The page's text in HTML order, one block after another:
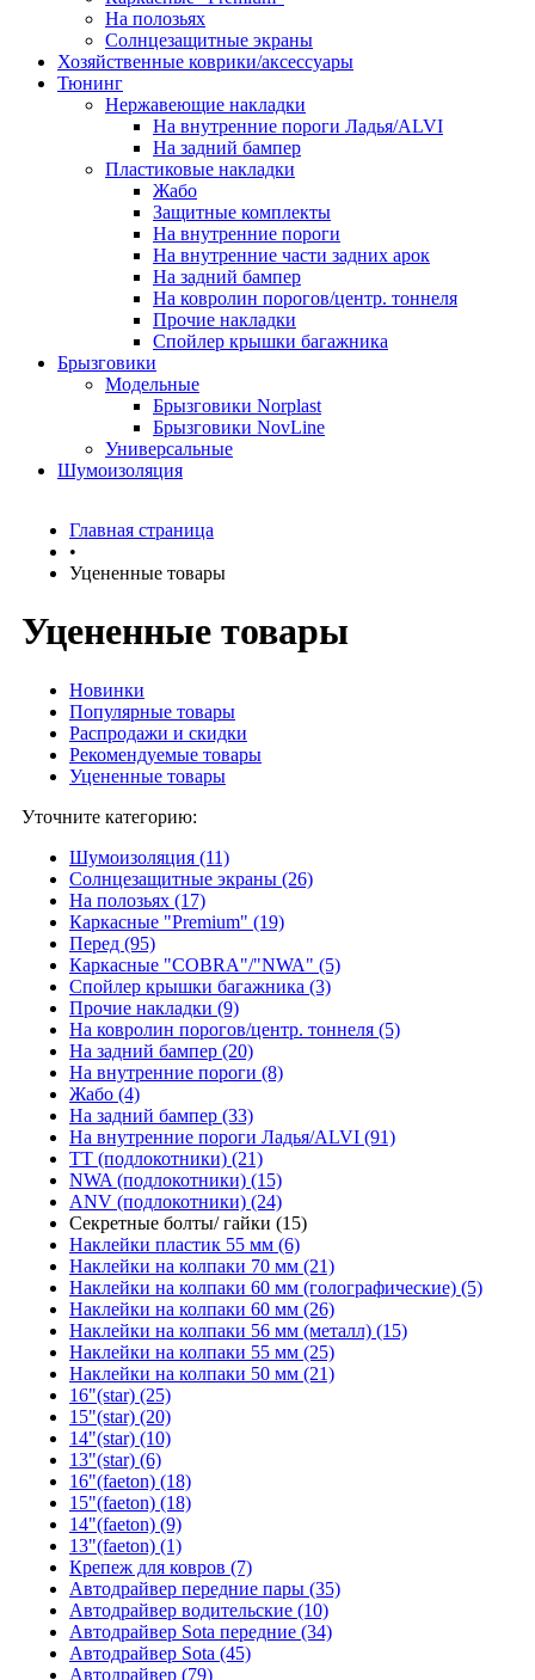
На полозьях
Солнцезащитные экраны
Хозяйственные коврики/аксессуары
Тюнинг
Нержавеющие накладки
На внутренние пороги Ладья/ALVI
На задний бампер
Пластиковые накладки
Жабо
Защитные комплекты
На внутренние пороги
На внутренние части задних арок
На задний бампер
На ковролин порогов/центр. тоннеля
Прочие накладки
Спойлер крышки багажника
Брызговики
Модельные
Брызговики Norplast
Брызговики NovLine
Универсальные
Шумоизоляция
Главная страница
•
Уцененные товары
Уцененные товары
Новинки
Популярные товары
Распродажи и скидки
Рекомендуемые товары
Уцененные товары
Уточните категорию:
Шумоизоляция (11)
Солнцезащитные экраны (26)
На полозьях (17)
Каркасные "Premium" (19)
Перед (95)
Каркасные "COBRA"/"NWA" (5)
Спойлер крышки багажника (3)
Прочие накладки (9)
На ковролин порогов/центр. тоннеля (5)
На задний бампер (20)
На внутренние пороги (8)
Жабо (4)
На задний бампер (33)
На внутренние пороги Ладья/ALVI (91)
TT (подлокотники) (21)
NWA (подлокотники) (15)
ANV (подлокотники) (24)
Секретные болты/ гайки (15)
Наклейки пластик 55 мм (6)
Наклейки на колпаки 70 мм (21)
Наклейки на колпаки 60 мм (голографические) (5)
Наклейки на колпаки 60 мм (26)
Наклейки на колпаки 56 мм (металл) (15)
Наклейки на колпаки 55 мм (25)
Наклейки на колпаки 50 мм (21)
16"(star) (25)
15"(star) (20)
14"(star) (10)
13"(star) (6)
16"(faeton) (18)
15"(faeton) (18)
14"(faeton) (9)
13"(faeton) (1)
Крепеж для ковров (7)
Автодрайвер передние пары (35)
Автодрайвер водительские (10)
Автодрайвер Sota передние (34)
Автодрайвер Sota (45)
Автодрайвер (79)